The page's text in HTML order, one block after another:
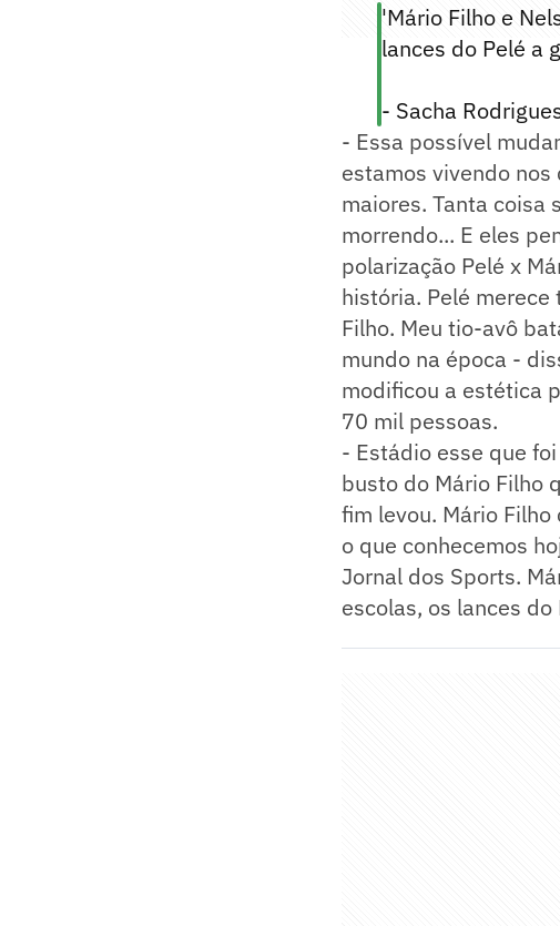
'Mário Filho e
lances do Pelé a
- Sacha
- Essa possível
estamos vivendo
maiores. Tanta coisa
morrendo... E eles
polarização Pelé x
história. Pelé merece
Filho. Meu tio-avô
mundo na época -
modificou a estética
70 mil pessoas.
- Estádio esse que
busto do Mário Filho
fim levou. Mário
o que conhecemos
Jornal dos Sports.
escolas, os lances